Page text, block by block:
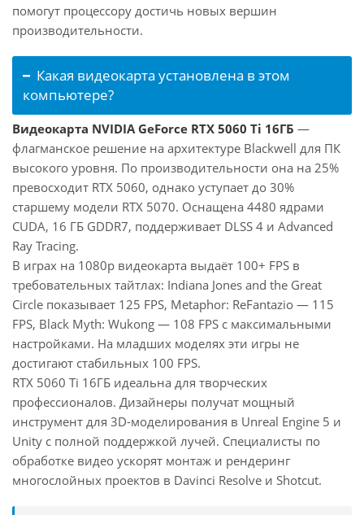
помогут процессору достичь новых вершин
производительности.
Какая видеокарта установлена в этом
компьютере?
Видеокарта NVIDIA GeForce RTX 5060 Ti 16ГБ —
флагманское решение на архитектуре Blackwell для ПК
высокого уровня. По производительности она на 25%
превосходит RTX 5060, однако уступает до 30%
старшему модели RTX 5070. Оснащена 4480 ядрами
CUDA, 16 ГБ GDDR7, поддерживает DLSS 4 и Advanced
Ray Tracing.
В играх на 1080p видеокарта выдаёт 100+ FPS в
требовательных тайтлах: Indiana Jones and the Great
Circle показывает 125 FPS, Metaphor: ReFantazio — 115
FPS, Black Myth: Wukong — 108 FPS с максимальными
настройками. На младших моделях эти игры не
достигают стабильных 100 FPS.
RTX 5060 Ti 16ГБ идеальна для творческих
профессионалов. Дизайнеры получат мощный
инструмент для 3D-моделирования в Unreal Engine 5 и
Unity с полной поддержкой лучей. Специалисты по
обработке видео ускорят монтаж и рендеринг
многослойных проектов в Davinci Resolve и Shotcut.